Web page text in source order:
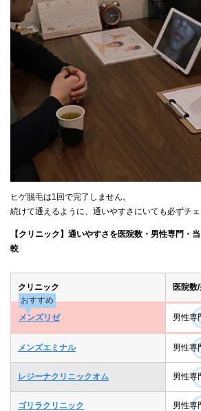
ヒゲ脱毛は1回で完了しません。
続けて通えるように、通いやすさにいても必ずチェ
【クリニック】通いやすさを医院数・男性専門・
較
クリニック 医院数
おすすめ
メンズリゼ
男性専
メンズエミナル 男性専
レジーナクリニックオム 男性専
ゴリラクリニック 男性専